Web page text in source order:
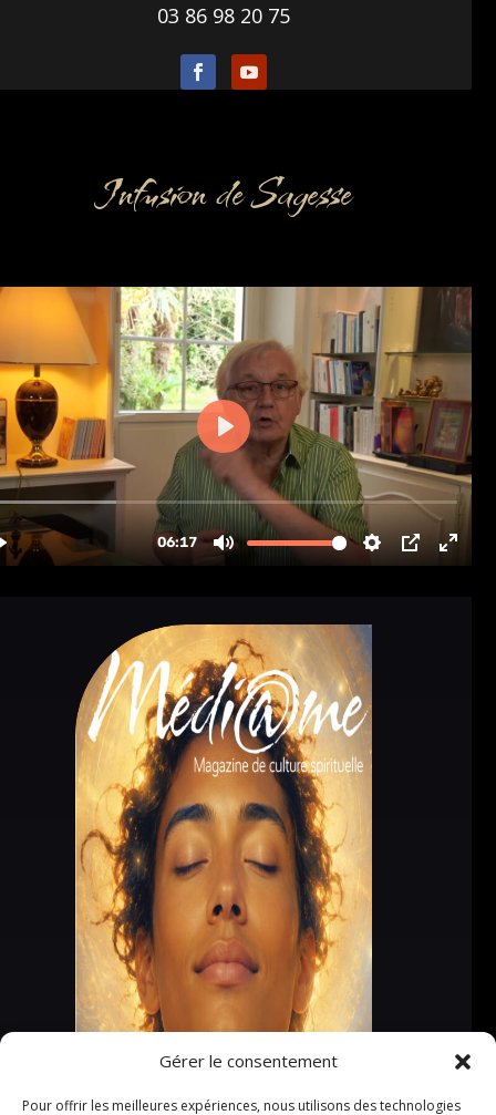
Gérer le consentement
Pour offrir les meilleures expériences, nous utilisons des technologies
03 86 98 20 75
Infusion de Sagesse